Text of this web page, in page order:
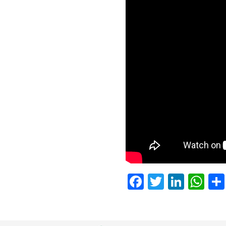
Facebook
Twitter